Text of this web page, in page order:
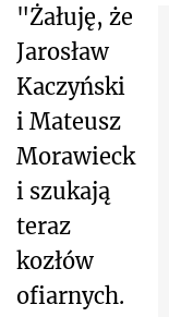
"Żałuję, że
Jarosław
Kaczyński
i Mateusz
Morawieck
i szukają
teraz
kozłów
ofiarnych.